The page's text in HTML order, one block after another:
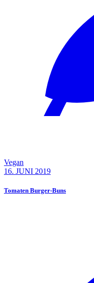
Vegan
16. JUNI 2019
Tomaten Burger-Buns